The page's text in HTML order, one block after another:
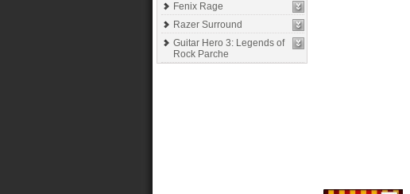
Fenix Rage
Razer Surround
Guitar Hero 3: Legends of
Rock Parche